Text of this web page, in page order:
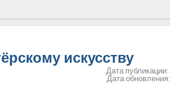
искусству
Дата публикации:
Дата обновления: